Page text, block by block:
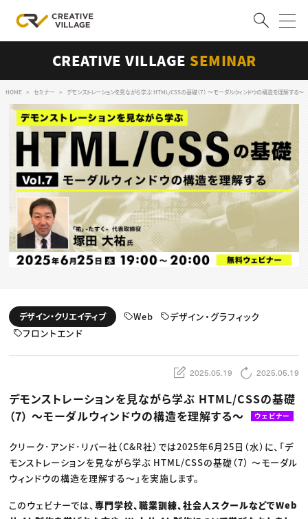
ログイン 会員登録
RECRUIT
クリエイター求人を探す
CREATIVE JOB求人検索
特集求人
採用説明会
転職支援サービス
CONTENTS
スキルアップしたい！
動画配信・映像制作
編集・ライティング
マーケティング
業界解説・キャリア事情
TOP Creator’s コラム トップ
Webクリエイター
アプリクリエイター
映像クリエイター
C＆R Magazine
セミナー
ニュース・トレンド
Web
映像
ゲーム・エンタメ
広告
出版
CREATIVE VILLAGEからのお知らせ
プロフェッショナル×つながる×メディア
CREATIVE VILLAGE SEMINAR
HOME セミナー デモンストレーションを見ながら学ぶ HTML/CSSの基礎（7） 〜モーダルウィンドウの構造を理解する〜
デザイン・クリエイティブ Web
デザイン・グラフィック
フロントエンド
2025.05.19 2025.05.19
デモンストレーションを見ながら学ぶ HTML/CSSの基礎
（7） 〜モーダルウィンドウの構造を理解する〜
ウェビナー
クリーク･アンド･リバー社（C&R社）では2025年6月25日（水）に、「デ
モンストレーションを見ながら学ぶ HTML/CSSの基礎（7） 〜モーダル
ウィンドウの構造を理解する〜」を実施します。
このウェビナーでは、専門学校、職業訓練、社会人スクールなどでWeb